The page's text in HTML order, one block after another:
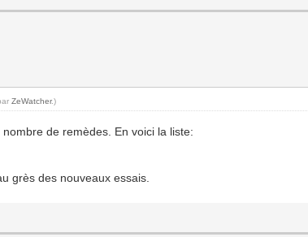
ZeWatcher.)
de remèdes. En voici la liste:
grès des nouveaux essais.